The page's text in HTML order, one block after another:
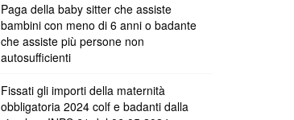
Paga della baby sitter che assiste
bambini con meno di 6 anni o badante
che assiste più persone non
autosufficienti
Fissati gli importi della maternità
obbligatoria 2024 colf e badanti dalla